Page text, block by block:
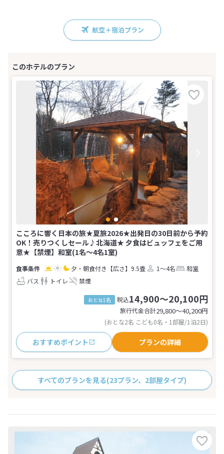
航空＋宿泊プラン
こころに響く日本の旅★夏旅2026★出発日の30日前から予約
OK！売りつくしセール♪北海道★ 夕食はビュッフェをご用
意★【禁煙】和室(1名～4名1室)
夕・朝食付き 【広さ】9.5畳 1～4名
和室
バス
トイレ 禁煙
おとな1名 税込14,900～20,100円
旅行代金合計29,800〜40,200円
(おとな2名 こども0名・1部屋/1泊2日)
おすすめポイント プランの詳細
すべてのプランを見る(23プラン、2部屋タイプ)